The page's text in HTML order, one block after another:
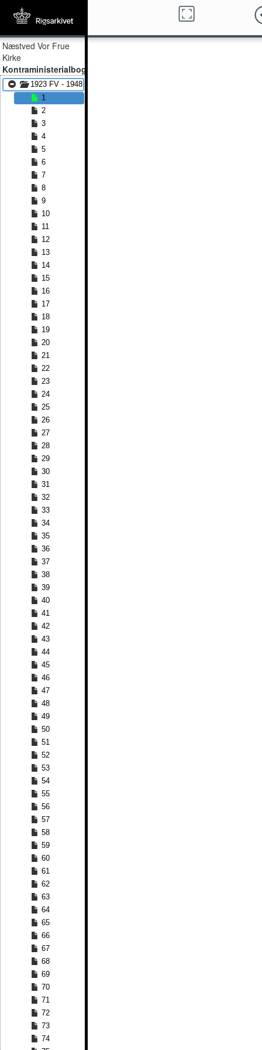
Næstved Vor Frue
Kirke
Kontraministerialbog
1923 FV - 1948 FV
1
2
3
4
5
6
7
8
9
10
11
12
13
14
15
16
17
18
19
20
21
22
23
24
25
26
27
28
29
30
31
32
33
34
35
36
37
38
39
40
41
42
43
44
45
46
47
48
49
50
51
52
53
54
55
56
57
58
59
60
61
62
63
64
65
66
67
68
69
70
71
72
73
74